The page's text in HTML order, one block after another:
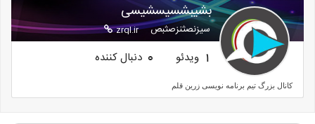
بشیبشسیسشیسی
سیزنصثنزصثبص zrql.ir
1 ویدئو 0 دنبال کننده
کانال بزرگ تیم برنامه نویسی زرین قلم